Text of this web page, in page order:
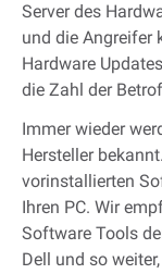
Server des
und die Angreifer
Hardware
die Zahl der
Immer wieder
Hersteller
vorinstallierten
Ihren PC. Wir
Software Tools
Dell und so